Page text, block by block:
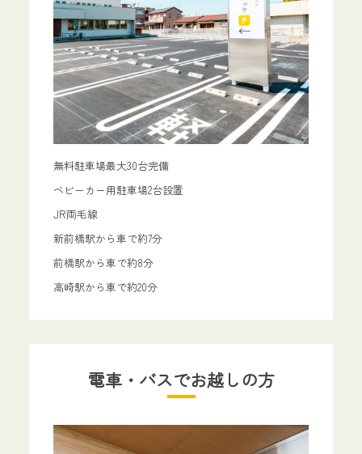
無料駐車場最大30台完備
ベビーカー用駐車場2台設置
JR両毛線
新前橋駅から車で約7分
前橋駅から車で約8分
高崎駅から車で約20分
電車・バスでお越しの方